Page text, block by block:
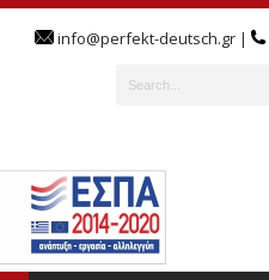
info@perfekt-deutsch.gr |